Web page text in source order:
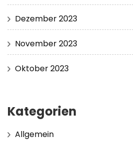
Dezember 2023
November 2023
Oktober 2023
Kategorien
Allgemein